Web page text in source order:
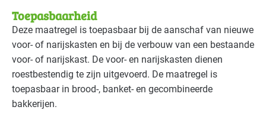
Toepasbaarheid
Deze maatregel is toepasbaar bij de aanschaf van nieuwe
voor- of narijskasten en bij de verbouw van een bestaande
voor- of narijskast. De voor- en narijskasten dienen
roestbestendig te zijn uitgevoerd. De maatregel is
toepasbaar in brood-, banket- en gecombineerde
bakkerijen.